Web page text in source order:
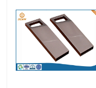
Contrôle de la qualité
Contact